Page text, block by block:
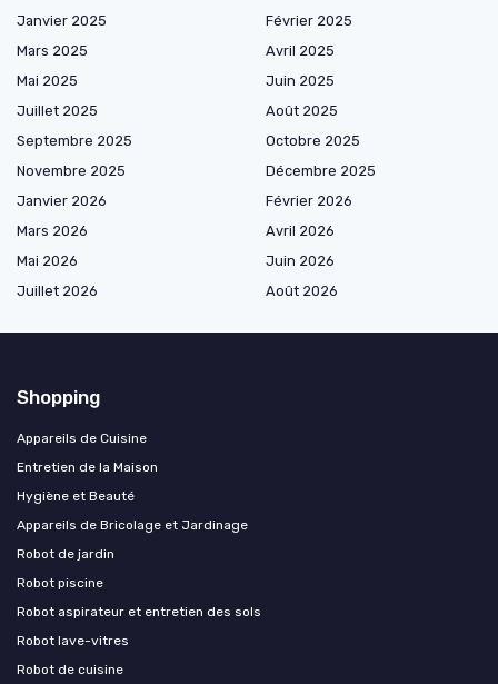
Janvier 2025
Février 2025
Mars 2025
Avril 2025
Mai 2025
Juin 2025
Juillet 2025
Août 2025
Septembre 2025
Octobre 2025
Novembre 2025
Décembre 2025
Janvier 2026
Février 2026
Mars 2026
Avril 2026
Mai 2026
Juin 2026
Juillet 2026
Août 2026
Shopping
Appareils de Cuisine
Entretien de la Maison
Hygiène et Beauté
Appareils de Bricolage et Jardinage
Robot de jardin
Robot piscine
Robot aspirateur et entretien des sols
Robot lave-vitres
Robot de cuisine